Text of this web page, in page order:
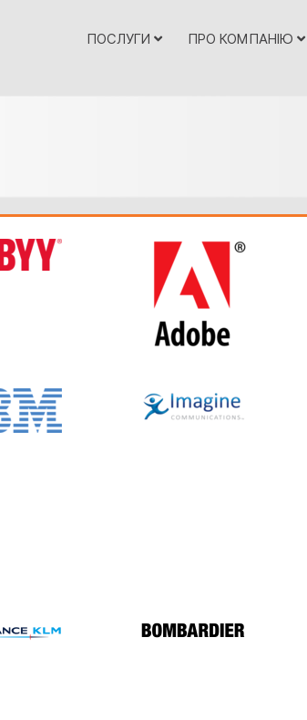
ПОСЛУГИ ПРО КОМПАНІЮ